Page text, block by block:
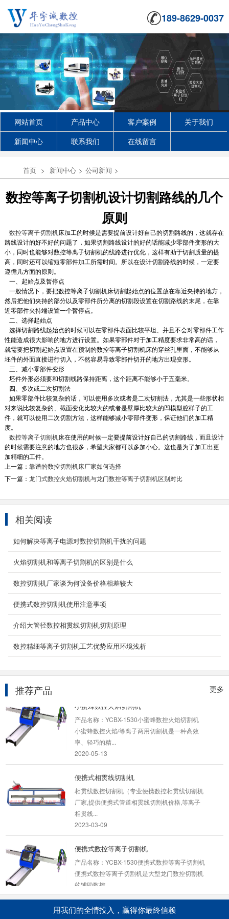
189-8629-0037
网站首页 产品中心 客户案例
关于我们
新闻中心
联系我们 在线留言
首页 > 新闻中心 > 公司新闻 >
数控等离子切割机设计切割路线的几个
原则
数控等离子切割机床加工的时候是需要提前设计好自己的切割路线的，这就存在
路线设计的好不好的问题了，如果切割路线设计的好的话能减少零部件变形的大
小，同时也能够对数控等离子切割机的线路进行优化，这样有助于切割质量的提
高，同时还可以缩短零部件加工所需时间。所以在设计切割路线的时候，一定要
遵循几方面的原则。
一、起始点及暂停点
一般情况下，要把数控等离子切割机床切割起始点的位置放在靠近夹持的地方，
然后把他们夹持的部分以及零部件所分离的切割段设置在切割路线的末尾，在靠
近零部件夹持端设置一个暂停点。
二、选择起始点
选择切割路线起始点的时候可以在零部件表面比较平坦、并且不会对零部件工作
性能造成很大影响的地方进行设置。如果零部件对于加工精度要求非常高的话，
就需要把切割起始点设置在预制的数控等离子切割机床的穿丝孔里面，不能够从
坯件的外面直接进行切入，不然容易导致零部件切开的地方出现变形。
三、减小零部件变形
坯件外形必须要和切割线路保持距离，这个距离不能够小于五毫米。
四、多次或二次切割法
如果零部件比较复杂的话，可以使用多次或者是二次切割法，尤其是一些形状相
对来说比较复杂的、截面变化比较大的或者是壁厚比较大的凹模型腔样子的工
件，就可以使用二次切割方法，这样能够减小零部件变形，保证他们的加工精
度。
数控等离子切割机床在使用的时候一定要提前设计好自己的切割路线，而且设计
的时候需要注意的地方也很多，希望大家都可以多加小心。这也是为了加工出更
加精细的工件。
上一篇： 靠谱的数控切割机床厂家如何选择
下一篇： 龙门式数控火焰切割机与龙门数控等离子切割机区别对比
相关阅读
如何解决等离子电源对数控切割机干扰的问题
火焰切割机和等离子切割机的区别是什么
数控切割机厂家谈为何设备价格相差较大
便携式数控切割机使用注意事项
介绍大管径数控相贯线切割机切割原理
数控精细等离子切割机工艺优势应用环境浅析
更多
推荐产品
龙门式数控等离子切割机
产品名称：YCLM-4000龙门式数控等离子切割
动的传动方式...
2022-04-15
管子相贯线切割机
子切割机、切管器、相贯线切割机)是一种对
2022-01-25
产品名称：2000W光纤激光切割机 光纤2000W
2024-04-07
全自动激光切管机
YC-QG6022产品简介： 适用于：可进行各种角
度、弧度、曲线、不规则形状切割加工，可进行
2026-03-13
一、设备简介该型数控精细等离子切割机为台式
龙门结构，采用双边驱动，具有人机界面，操作
简单，惯性小...
产品名称：YCBX-1530小蜜蜂数控火焰切割机
小蜜蜂数控火焰/等离子两用切割机是一种高效
率、轻巧的精...
2020-05-13
便携式相贯线切割机
相贯线数控切割机（专业便携数控相贯线切割机
厂家,提供便携式管道相贯线切割机价格,等离子
相贯线...
2023-03-09
便携式数控等离子切割机
产品名称：YCBX-1530便携式数控等离子切割机
便携式数控等离子切割机是大型龙门数控切割机
的辅助数控...
2020-06-05
用我们的全情投入，贏得你最終信赖